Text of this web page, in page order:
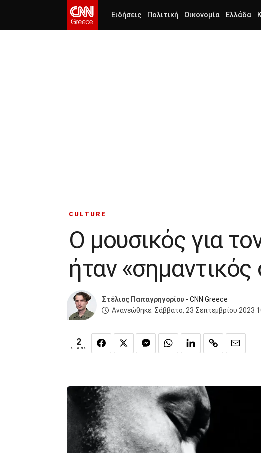
Ειδήσεις Πολιτική Οικονομία Ελλάδα
CULTURE
Ο μουσικός για
ήταν
Στέλιος Παπαγρηγορίου - CNN Greece
Ανανεώθηκε: Σάββατο, 23 Σεπτεμβρίου 2023
2
SHARES